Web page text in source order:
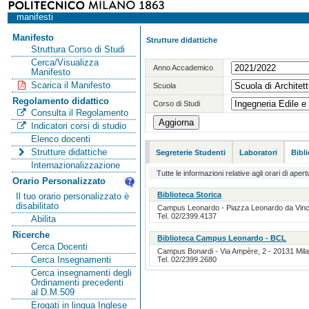
manifesti
Manifesto
Struttura Corso di Studi
Cerca/Visualizza
Manifesto
Scarica il Manifesto
Regolamento didattico
Consulta il Regolamento
Indicatori corsi di studio
Elenco docenti
Strutture didattiche
Internazionalizzazione
Orario Personalizzato
Il tuo orario personalizzato è
disabilitato
Abilita
Ricerche
Cerca Docenti
Cerca Insegnamenti
Cerca insegnamenti degli
Ordinamenti precedenti
al D.M.509
Erogati in lingua Inglese
Strutture didattiche
Anno Accademico
Scuola
Corso di Studi
Segreterie Studenti Laboratori
Tutte le informazioni relative agli orari di
Biblioteca Storica
Campus Leonardo - Piazza Leonardo da
Tel. 02/2399.4137
Biblioteca Campus Leonardo - BCL
Campus Bonardi - Via Ampère, 2 - 20131
Tel. 02/2399.2680